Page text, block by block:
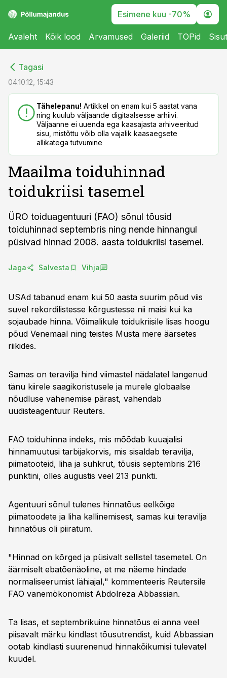
Esimene kuu -70%
Avaleht Kõik lood Arvamused Galeriid TOPid
Tagasi
04.10.12, 15:43
Tähelepanu! Artikkel on enam kui 5 aastat vana
ning kuulub väljaande digitaalsesse arhiivi.
Väljaanne ei uuenda ega kaasajasta arhiveeritud
sisu, mistõttu võib olla vajalik kaasaegsete
allikatega tutvumine
Maailma toiduhinnad
toidukriisi tasemel
ÜRO toiduagentuuri (FAO) sõnul tõusid
toiduhinnad septembris ning nende hinnangul
püsivad hinnad 2008. aasta toidukriisi tasemel.
Jaga Salvesta Vihja
USAd tabanud enam kui 50 aasta suurim põud viis
suvel rekordilistesse kõrgustesse nii maisi kui ka
sojaubade hinna. Võimalikule toidukriisile lisas hoogu
põud Venemaal ning teistes Musta mere äärsetes
riikides.
Samas on teravilja hind viimastel nädalatel langenud
tänu kiirele saagikoristusele ja murele globaalse
nõudluse vähenemise pärast, vahendab
uudisteagentuur Reuters.
FAO toiduhinna indeks, mis mõõdab kuuajalisi
hinnamuutusi tarbijakorvis, mis sisaldab teravilja,
piimatooteid, liha ja suhkrut, tõusis septembris 216
punktini, olles augustis veel 213 punkti.
Agentuuri sõnul tulenes hinnatõus eelkõige
piimatoodete ja liha kallinemisest, samas kui teravilja
hinnatõus oli piiratum.
"Hinnad on kõrged ja püsivalt sellistel tasemetel. On
äärmiselt ebatõenäoline, et me näeme hindade
normaliseerumist lähiajal," kommenteeris Reutersile
FAO vanemökonomist Abdolreza Abbassian.
Ta lisas, et septembrikuine hinnatõus ei anna veel
piisavalt märku kindlast tõusutrendist, kuid Abbassian
ootab kindlasti suurenenud hinnakõikumisi tulevatel
kuudel.